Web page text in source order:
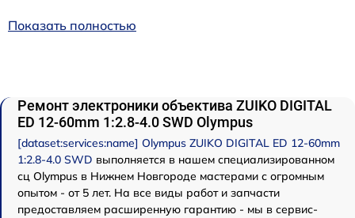
Показать полностью
Ремонт электроники объектива ZUIKO DIGITAL
ED 12-60mm 1:2.8-4.0 SWD Olympus
[dataset:services:name] Olympus ZUIKO DIGITAL ED 12-60mm
1:2.8-4.0 SWD выполняется в нашем специализированном
сц Olympus в Нижнем Новгороде мастерами с огромным
опытом - от 5 лет. На все виды работ и запчасти
предоставляем расширенную гарантию - мы в сервис-